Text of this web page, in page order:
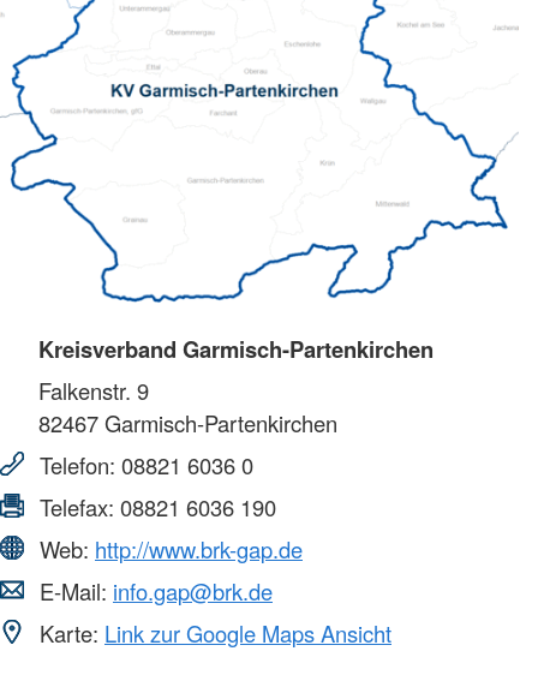
Kreisverband Garmisch-Partenkirchen
Falkenstr. 9
82467Garmisch-Partenkirchen
Telefon: 08821 6036 0
Telefax: 08821 6036 190
Web: http://www.brk-gap.de
E-Mail: info.gap@brk.de
Karte: Link zur Google Maps Ansicht